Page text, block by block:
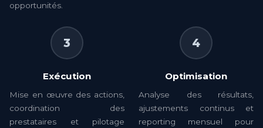
opportunités.
3
Exécution
Mise en œuvre des actions,
coordination des
prestataires et pilotage
4
Optimisation
Analyse des résultats,
ajustements continus et
reporting mensuel pour